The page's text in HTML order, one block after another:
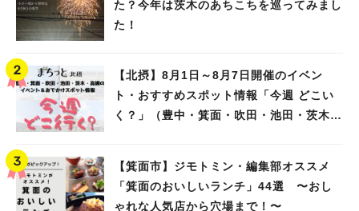
た？今年は茨木のあちこちを巡ってみまし
た！
【北摂】8月1日～8月7日開催のイベン
ト・おすすめスポット情報「今週 どこい
く？」（豊中・箕面・吹田・池田・茨木・
【箕面市】ジモトミン・編集部オススメ
「箕面のおいしいランチ」44選 〜おし
ゃれな人気店から穴場まで！〜